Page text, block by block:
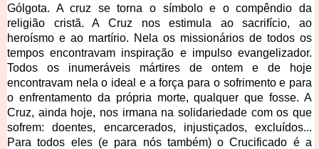
Gólgota. A cruz se torna o símbolo e o compêndio da
religião cristã. A Cruz nos estimula ao sacrifício, ao
heroísmo e ao martírio. Nela os missionários de todos os
tempos encontravam inspiração e impulso evangelizador.
Todos os inumeráveis mártires de ontem e de hoje
encontravam nela o ideal e a força para o sofrimento e para
o enfrentamento da própria morte, qualquer que fosse. A
Cruz, ainda hoje, nos irmana na solidariedade com os que
sofrem: doentes, encarcerados, injustiçados, excluídos...
Para todos eles (e para nós também) o Crucificado é a